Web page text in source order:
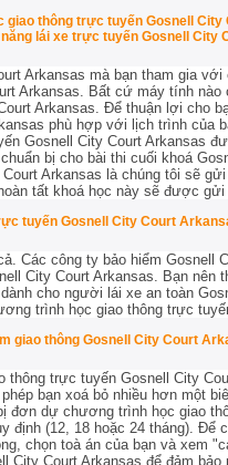
thông trực tuyến Gosnell
lái xe trực tuyến Gosnell
Arkansas mà bạn tham gia
Arkansas. Bất cứ máy tính
Arkansas. Để thuận lợi cho
phù hợp với lịch trình
Gosnell City Court Arkansas
bị cho bài thi cuối khoá
Arkansas là chúng tôi sẽ
tất khoá học này sẽ được
tuyến Gosnell City Court
Các công ty bảo hiểm
City Court Arkansas. Bạn
cho người lái xe an toàn
trình học giao thông trực
giao thông Gosnell City Court
thông trực tuyến Gosnell City
bạn xoá bỏ nhiều hơn một
đơn dự chương trình học giao
định (12, 18 hoặc 24 tháng).
chọn toà án của bạn và xem
City Court Arkansas để đảm